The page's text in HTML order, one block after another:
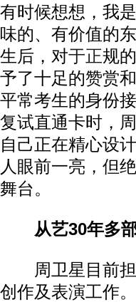
有时候想想，我
味的、有价值的
生后，对于正规
予了十足的赞赏
平常考生的身份
复试直通卡时，
自己正在精心设
人眼前一亮，但
舞台。
从艺30年多
周卫星目前担
创作及表演工作